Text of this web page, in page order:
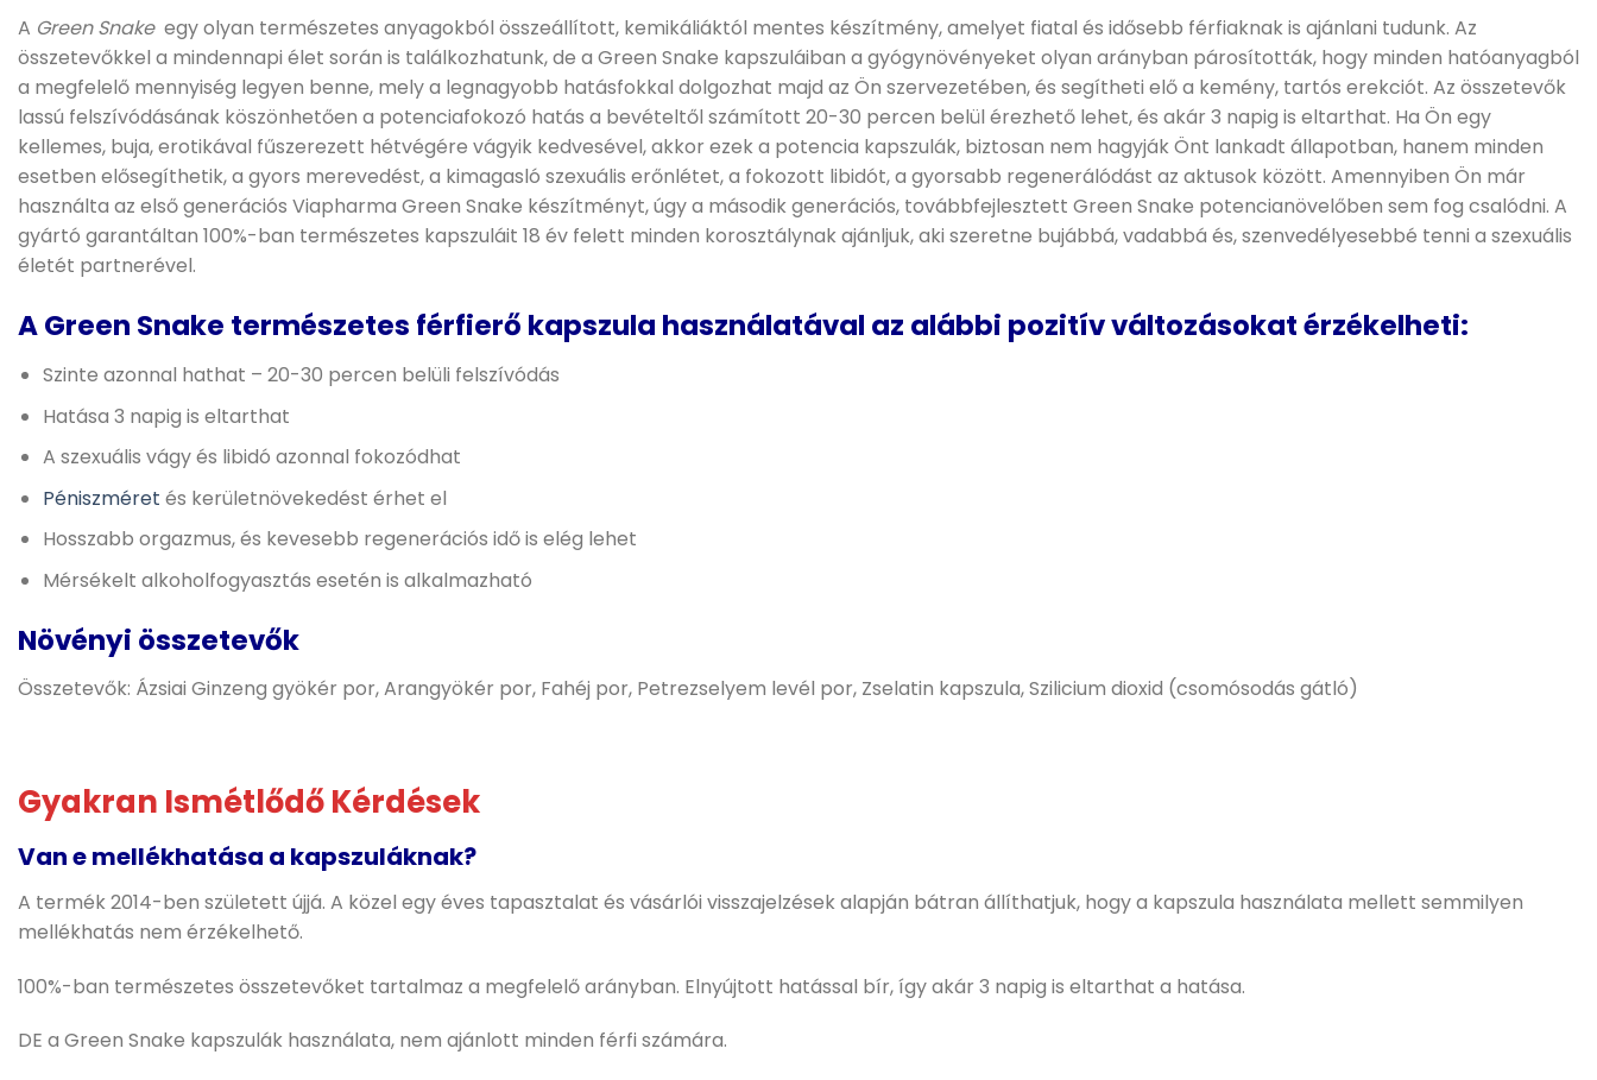
A Green Snake egy olyan természetes anyagokból összeállított, kemikáliáktól mentes készítmény, amelyet fiatal és idősebb férfiaknak is ajánlani tudunk. Az
összetevőkkel a mindennapi élet során is találkozhatunk, de a Green Snake kapszuláiban a gyógynövényeket olyan arányban párosították, hogy minden hatóanyagból
a megfelelő mennyiség legyen benne, mely a legnagyobb hatásfokkal dolgozhat majd az Ön szervezetében, és segítheti elő a kemény, tartós erekciót. Az összetevők
lassú felszívódásának köszönhetően a potenciafokozó hatás a bevételtől számított 20-30 percen belül érezhető lehet, és akár 3 napig is eltarthat. Ha Ön egy
kellemes, buja, erotikával fűszerezett hétvégére vágyik kedvesével, akkor ezek a potencia kapszulák, biztosan nem hagyják Önt lankadt állapotban, hanem minden
esetben elősegíthetik, a gyors merevedést, a kimagasló szexuális erőnlétet, a fokozott libidót, a gyorsabb regenerálódást az aktusok között. Amennyiben Ön már
használta az első generációs Viapharma Green Snake készítményt, úgy a második generációs, továbbfejlesztett Green Snake potencianövelőben sem fog csalódni. A
gyártó garantáltan 100%-ban természetes kapszuláit 18 év felett minden korosztálynak ajánljuk, aki szeretne bujábbá, vadabbá és, szenvedélyesebbé tenni a szexuális
életét partnerével.
A Green Snake természetes férfierő kapszula használatával az alábbi pozitív változásokat érzékelheti:
Szinte azonnal hathat – 20-30 percen belüli felszívódás
Hatása 3 napig is eltarthat
A szexuális vágy és libidó azonnal fokozódhat
Péniszméret és kerületnövekedést érhet el
Hosszabb orgazmus, és kevesebb regenerációs idő is elég lehet
Mérsékelt alkoholfogyasztás esetén is alkalmazható
Növényi összetevők
Összetevők: Ázsiai Ginzeng gyökér por, Arangyökér por, Fahéj por, Petrezselyem levél por, Zselatin kapszula, Szilicium dioxid (csomósodás gátló)
Gyakran Ismétlődő Kérdések
Van e mellékhatása a kapszuláknak?
A termék 2014-ben született újjá. A közel egy éves tapasztalat és vásárlói visszajelzések alapján bátran állíthatjuk, hogy a kapszula használata mellett semmilyen
mellékhatás nem érzékelhető.
100%-ban természetes összetevőket tartalmaz a megfelelő arányban. Elnyújtott hatással bír, így akár 3 napig is eltarthat a hatása.
DE a Green Snake kapszulák használata, nem ajánlott minden férfi számára.